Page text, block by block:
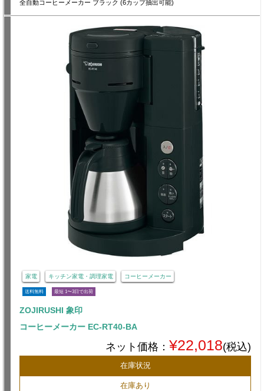
全自動コーヒーメーカー ブラック (6カップ抽出可能)
家電 キッチン家電・調理家電 コーヒーメーカー
送料無料 最短 1〜3日で出荷
ZOJIRUSHI 象印
コーヒーメーカー EC-RT40-BA
ネット価格： ¥22,018(税込)
在庫状況
在庫あり